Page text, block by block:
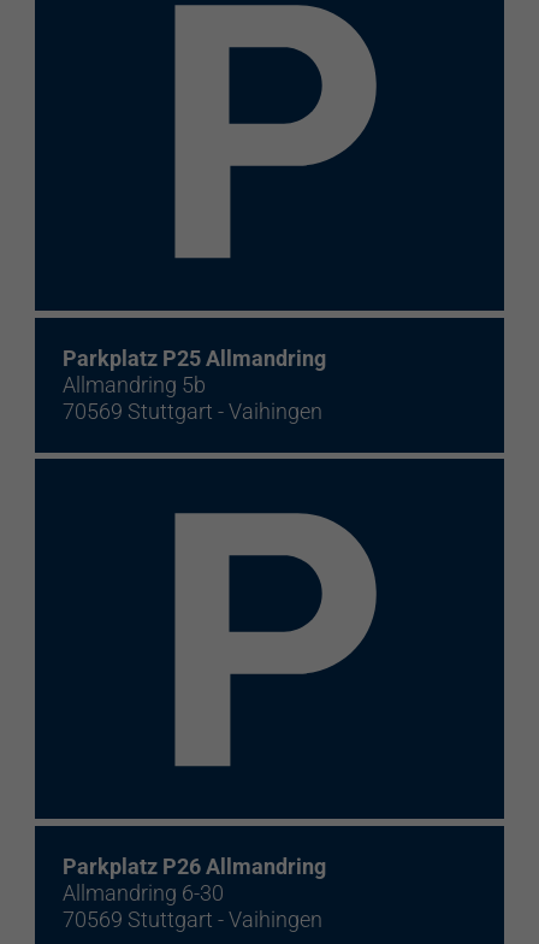
Parkplatz P25 Allmandring
Allmandring 5b
70569 Stuttgart - Vaihingen
Parkplatz P26 Allmandring
Allmandring 6-30
70569 Stuttgart - Vaihingen